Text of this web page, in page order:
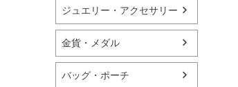
ジュエリー・アクセサリー
金貨・メダル
バッグ・ポーチ